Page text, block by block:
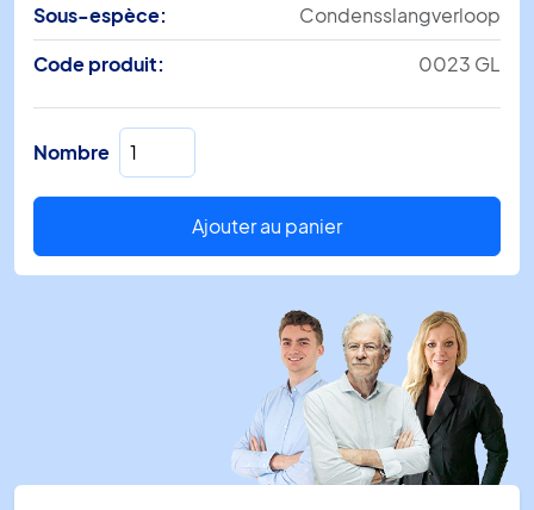
Sous-espèce:
Condensslangverloop
Code produit:
0023 GL
Nombre quantité
de
Adaptateur
tuyau
de
Ajouter au panier